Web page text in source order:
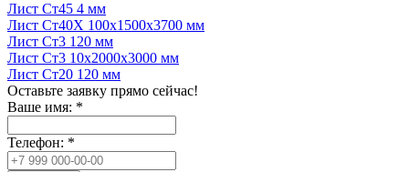
Лист Ст45 4 мм
Лист Ст40Х 100x1500x3700 мм
Лист Ст3 120 мм
Лист Ст3 10x2000x3000 мм
Лист Ст20 120 мм
Оставьте заявку прямо сейчас!
Ваше имя: *
Телефон: *